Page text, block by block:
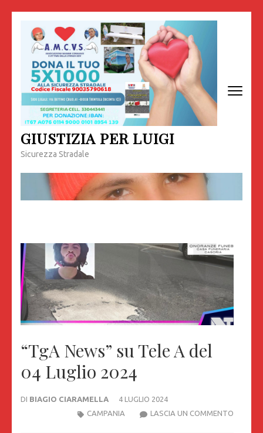
contenuto
(premi
invio)
GIUSTIZIA PER LUIGI
Sicurezza Stradale
“TgA News” su Tele A del
04 Luglio 2024
DI BIAGIO CIARAMELLA
4 LUGLIO 2024
LASCIA UN COMMENTO
CAMPANIA